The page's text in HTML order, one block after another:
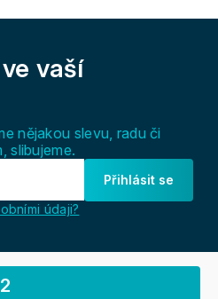
s
ve vaší
nějakou slevu, radu či
slibujeme.
Přihlásit se
údaji?